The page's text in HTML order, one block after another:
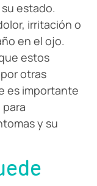
estado.
irritación o
en el ojo.
estos
otras
es importante
para
y su